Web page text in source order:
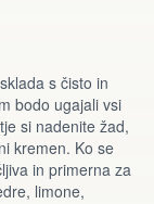
s čisto in
bodo ugajali vsi
si nadenite žad,
kremen. Ko se
in primerna za
limone,